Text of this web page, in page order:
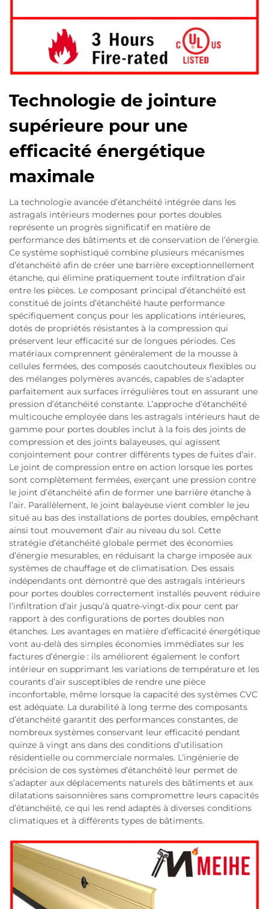
Technologie de jointure
supérieure pour une
efficacité énergétique
maximale
La technologie avancée d’étanchéité intégrée dans les
astragals intérieurs modernes pour portes doubles
représente un progrès significatif en matière de
performance des bâtiments et de conservation de l’énergie.
Ce système sophistiqué combine plusieurs mécanismes
d’étanchéité afin de créer une barrière exceptionnellement
étanche, qui élimine pratiquement toute infiltration d’air
entre les pièces. Le composant principal d’étanchéité est
constitué de joints d’étanchéité haute performance
spécifiquement conçus pour les applications intérieures,
dotés de propriétés résistantes à la compression qui
préservent leur efficacité sur de longues périodes. Ces
matériaux comprennent généralement de la mousse à
cellules fermées, des composés caoutchouteux flexibles ou
des mélanges polymères avancés, capables de s’adapter
parfaitement aux surfaces irrégulières tout en assurant une
pression d’étanchéité constante. L’approche d’étanchéité
multicouche employée dans les astragals intérieurs haut de
gamme pour portes doubles inclut à la fois des joints de
compression et des joints balayeuses, qui agissent
conjointement pour contrer différents types de fuites d’air.
Le joint de compression entre en action lorsque les portes
sont complètement fermées, exerçant une pression contre
le joint d’étanchéité afin de former une barrière étanche à
l’air. Parallèlement, le joint balayeuse vient combler le jeu
situé au bas des installations de portes doubles, empêchant
ainsi tout mouvement d’air au niveau du sol. Cette
stratégie d’étanchéité globale permet des économies
d’énergie mesurables, en réduisant la charge imposée aux
systèmes de chauffage et de climatisation. Des essais
indépendants ont démontré que des astragals intérieurs
pour portes doubles correctement installés peuvent réduire
l’infiltration d’air jusqu’à quatre-vingt-dix pour cent par
rapport à des configurations de portes doubles non
étanches. Les avantages en matière d’efficacité énergétique
vont au-delà des simples économies immédiates sur les
factures d’énergie : ils améliorent également le confort
intérieur en supprimant les variations de température et les
courants d’air susceptibles de rendre une pièce
inconfortable, même lorsque la capacité des systèmes CVC
est adéquate. La durabilité à long terme des composants
d’étanchéité garantit des performances constantes, de
nombreux systèmes conservant leur efficacité pendant
quinze à vingt ans dans des conditions d’utilisation
résidentielle ou commerciale normales. L’ingénierie de
précision de ces systèmes d’étanchéité leur permet de
s’adapter aux déplacements naturels des bâtiments et aux
dilatations saisonnières sans compromettre leurs capacités
d’étanchéité, ce qui les rend adaptés à diverses conditions
climatiques et à différents types de bâtiments.